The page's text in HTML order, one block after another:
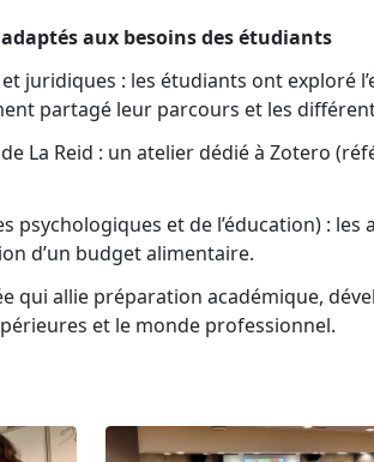
aux besoins des étudiants
juridiques : les étudiants ont exploré
partagé leur parcours et les
La Reid : un atelier dédié à Zotero
psychologiques et de l’éducation) :
d’un budget alimentaire.
qui allie préparation académique,
et le monde professionnel.